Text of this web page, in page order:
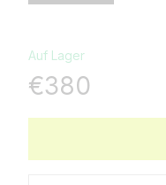
Auf Lager
€380